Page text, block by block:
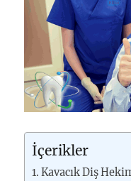
İçerikler
Kavacık Diş